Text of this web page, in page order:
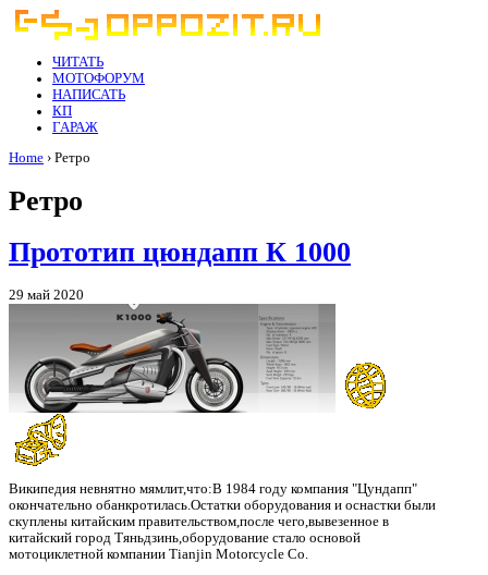
ЧИТАТЬ
МОТОФОРУМ
НАПИСАТЬ
КП
ГАРАЖ
Home › Ретро
Ретро
Прототип цюндапп К 1000
29 май 2020
Википедия невнятно мямлит,что:В 1984 году компания "Цундапп"
окончательно обанкротилась.Остатки оборудования и оснастки были
скуплены китайским правительством,после чего,вывезенное в
китайский город Тяньдзинь,оборудование стало основой
мотоциклетной компании Tianjin Motorcycle Co.